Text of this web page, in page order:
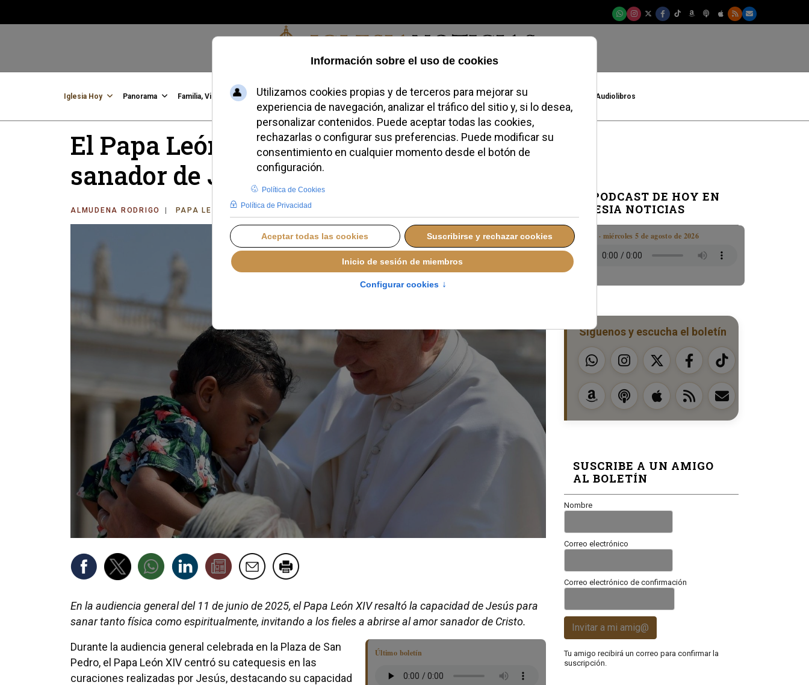
Jueves, 06 de agosto de 2026
Iglesia Hoy Panorama Familia, Vida, Identidad Credofobiómetro Blogs Temas Buscar #JovenesConFe Podcast Audiolibros
El Papa León XIV resalta el poder
sanador de Jesús en su catequesis
ALMUDENA RODRIGO PAPA LEÓN XIV MIÉRCOLES, 11 JUNIO 2025 10:50
En la audiencia general del 11 de junio de 2025, el Papa León XIV resaltó la capacidad de Jesús para
sanar tanto física como espiritualmente, invitando a los fieles a abrirse al amor sanador de Cristo.
Último boletín
Durante la audiencia general celebrada en la Plaza de San
Pedro, el Papa León XIV centró su catequesis en las
curaciones realizadas por Jesús, destacando su capacidad
EL PODCAST DE HOY EN
IGLESIA NOTICIAS
Boletín · miércoles 5 de agosto de 2026
Síguenos y escucha el boletín
SUSCRIBE A UN AMIGO
AL BOLETÍN
Nombre
Correo electrónico
Correo electrónico de confirmación
Invitar a mi amig@
Tu amigo recibirá un correo para confirmar la
suscripción.